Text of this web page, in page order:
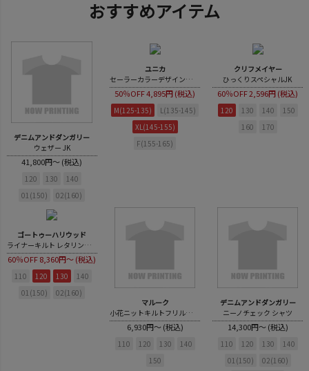
おすすめアイテム
デニムアンドダンガリー
ウェザー JK
41,800円～ (税込)
120 130
140
01(150)
02(160)
ユニカ
セーラーカラーデザインジャケット
50％OFF4,895円 (税込)
M(125-135)
L(135-145)
XL(145-155)
F(155-165)
クリフメイヤー
ひっくりスペシャルJK
60％OFF2,596円 (税込)
120 130 140
150
160
170
ゴートゥーハリウッド
ライナーキルト レタリング カットワーク JK
60％OFF8,360円～ (税込)
110 120 130
140
01(150)
02(160)
マルーク
小花ニットキルトフリルトレーナー
6,930円～ (税込)
110 120 130
140
150
デニムアンドダンガリー
ニーノチェック シャツ
14,300円～ (税込)
110 120 130
140
01(150)
02(160)